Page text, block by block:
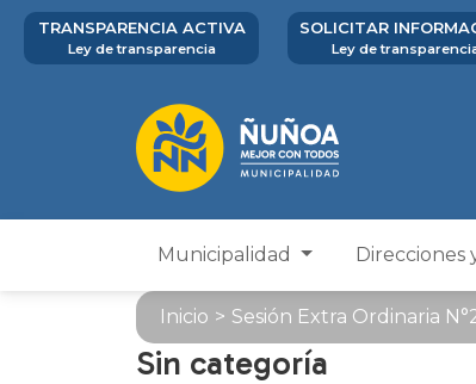
TRANSPARENCIA ACTIVA
Ley de transparencia
SOLICITAR
Ley de
Municipalidad Direcciones
Inicio > Sesión Extra Ordinaria
Sin categoría